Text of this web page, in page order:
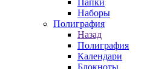
Папки
Наборы
Полиграфия
Назад
Полиграфия
Календари
Блокноты